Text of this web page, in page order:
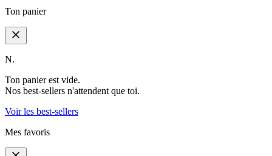
Ton panier
N.
Ton panier est vide.
Nos best-sellers n'attendent que toi.
Voir les best-sellers
Mes favoris